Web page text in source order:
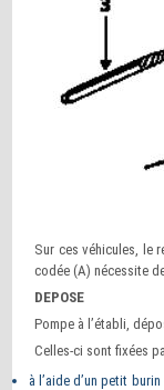
Sur ces véhicules, le
codée (A) nécessite
DEPOSE
Pompe à l’établi,
Celles-ci sont fixées
à l’aide d’un petit